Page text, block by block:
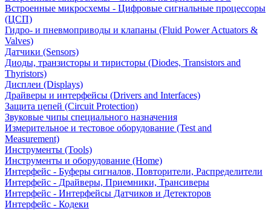
Встроенные микросхемы - Цифровые сигнальные процессоры
(ЦСП)
Гидро- и пневмоприводы и клапаны (Fluid Power Actuators &
Valves)
Датчики (Sensors)
Диоды, транзисторы и тиристоры (Diodes, Transistors and
Thyristors)
Дисплеи (Displays)
Драйверы и интерфейсы (Drivers and Interfaces)
Защита цепей (Circuit Protection)
Звуковые чипы специального назначения
Измерительное и тестовое оборудование (Test and
Measurement)
Инструменты (Tools)
Инструменты и оборудование (Home)
Интерфейс - Буферы сигналов, Повторители, Распределители
Интерфейс - Драйверы, Приемники, Трансиверы
Интерфейс - Интерфейсы Датчиков и Детекторов
Интерфейс - Кодеки